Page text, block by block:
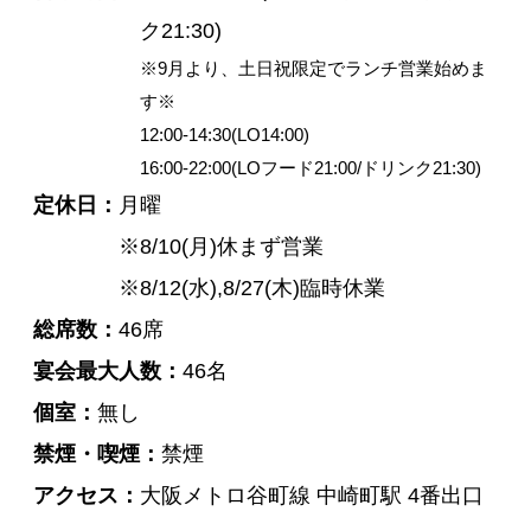
ク21:30)
※9月より、土日祝限定でランチ営業始めま
す※
12:00-14:30(LO14:00)
16:00-22:00(LOフード21:00/ドリンク21:30)
定休日
月曜
※8/10(月)休まず営業
※8/12(水),8/27(木)臨時休業
総席数
46席
宴会最大人数
46名
個室
無し
禁煙・喫煙
禁煙
アクセス
大阪メトロ谷町線 中崎町駅 4番出口